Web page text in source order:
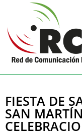
FIESTA DE
SAN